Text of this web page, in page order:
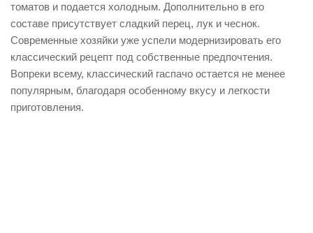
томатов и подается холодным. Дополнительно в его
составе присутствует сладкий перец, лук и чеснок.
Современные хозяйки уже успели модернизировать его
классический рецепт под собственные предпочтения.
Вопреки всему, классический гаспачо остается не менее
популярным, благодаря особенному вкусу и легкости
приготовления.